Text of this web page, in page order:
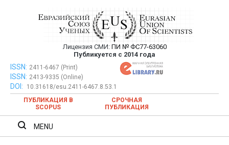
Евразийский Союз Ученых —
публикация научных статей в
ежемесячном научном журнале
Лицензия СМИ: ПИ № ФС77-63060
Публикуется с 2014 года
Евразийский Союз Ученых — публикация научных статей в
ежемесячном научном журнале
ISSN: 2411-6467 (Print)
ISSN: 2413-9335 (Online)
DOI:
10.31618/esu.2411-6467.8.53.1
ПУБЛИКАЦИЯ В
SCOPUS
СРОЧНАЯ
ПУБЛИКАЦИЯ
MENU